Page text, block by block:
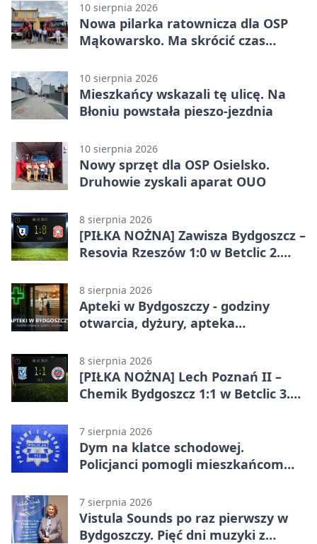
10 sierpnia 2026
Nowa pilarka ratownicza dla OSP
Mąkowarsko. Ma skrócić czas
10 sierpnia 2026
Mieszkańcy wskazali tę ulicę. Na
Błoniu powstała pieszo-jezdnia
10 sierpnia 2026
Nowy sprzęt dla OSP Osielsko.
Druhowie zyskali aparat OUO
8 sierpnia 2026
[PIŁKA NOŻNA] Zawisza Bydgoszcz –
Resovia Rzeszów 1:0 w Betclic 2.
8 sierpnia 2026
Apteki w Bydgoszczy - godziny
otwarcia, dyżury, apteka
8 sierpnia 2026
[PIŁKA NOŻNA] Lech Poznań II –
Chemik Bydgoszcz 1:1 w Betclic 3.
Bydgoszczanie wywieźli punkt z
Wronek
7 sierpnia 2026
Dym na klatce schodowej.
Policjanci pomogli mieszkańcom
7 sierpnia 2026
Vistula Sounds po raz pierwszy w
Bydgoszczy. Pięć dni muzyki z